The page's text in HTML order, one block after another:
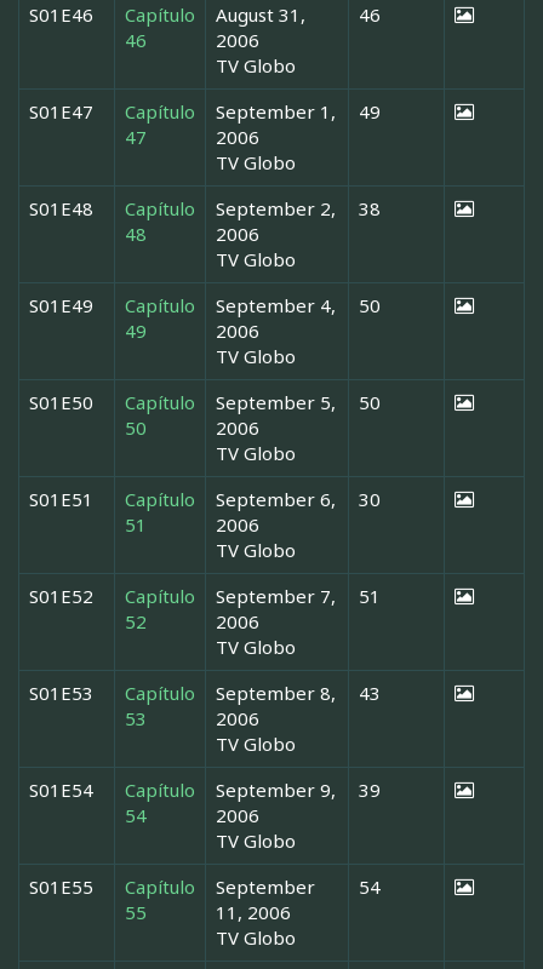
S01E46
Capítulo
46
August 31,
2006
TV Globo
46
S01E47
Capítulo
47
September 1,
2006
TV Globo
49
S01E48
Capítulo
48
September 2,
2006
TV Globo
38
S01E49
Capítulo
49
September 4,
2006
TV Globo
50
S01E50
Capítulo
50
September 5,
2006
TV Globo
50
S01E51
Capítulo
51
September 6,
2006
TV Globo
30
S01E52
Capítulo
52
September 7,
2006
TV Globo
51
S01E53
Capítulo
53
September 8,
2006
TV Globo
43
S01E54
Capítulo
54
September 9,
2006
TV Globo
39
S01E55
Capítulo
55
September
11, 2006
TV Globo
54